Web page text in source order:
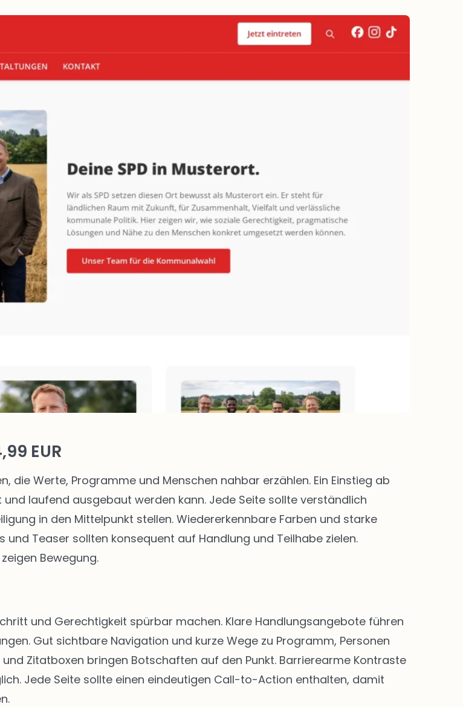
EUR
die Werte, Programme und Menschen nahbar erzählen. Ein Einstieg ab
laufend ausgebaut werden kann. Jede Seite sollte verständlich
in den Mittelpunkt stellen. Wiedererkennbare Farben und starke
Teaser sollten konsequent auf Handlung und Teilhabe zielen.
Bewegung.
und Gerechtigkeit spürbar machen. Klare Handlungsangebote führen
Gut sichtbare Navigation und kurze Wege zu Programm, Personen
Zitatboxen bringen Botschaften auf den Punkt. Barrierearme Kontraste
Jede Seite sollte einen eindeutigen Call-to-Action enthalten, damit